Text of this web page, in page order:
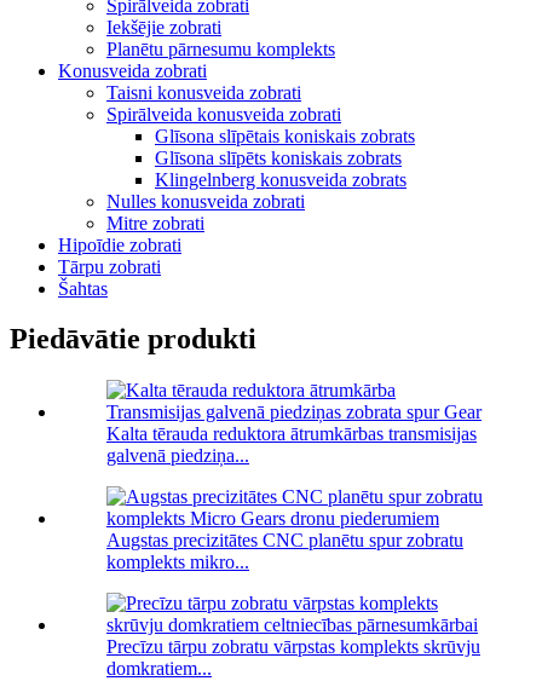
Spirālveida zobrati
Iekšējie zobrati
Planētu pārnesumu komplekts
Konusveida zobrati
Taisni konusveida zobrati
Spirālveida konusveida zobrati
Glīsona slīpētais koniskais zobrats
Glīsona slīpēts koniskais zobrats
Klingelnberg konusveida zobrats
Nulles konusveida zobrati
Mitre zobrati
Hipoīdie zobrati
Tārpu zobrati
Šahtas
Piedāvātie produkti
Kalta tērauda reduktora ātrumkārbas transmisijas
galvenā piedziņa...
Augstas precizitātes CNC planētu spur zobratu
komplekts mikro...
Precīzu tārpu zobratu vārpstas komplekts skrūvju
domkratiem...